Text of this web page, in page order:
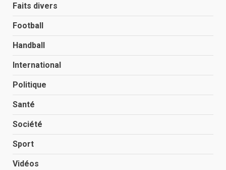
Faits divers
Football
Handball
International
Politique
Santé
Société
Sport
Vidéos